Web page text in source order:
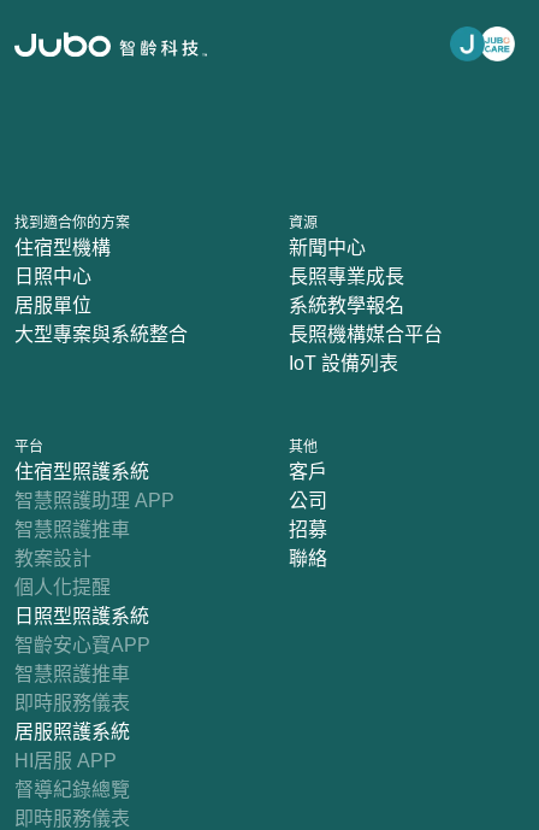
找到適合你的方案
住宿型機構
日照中心
居服單位
大型專案與系統整合
平台
住宿型照護系統
智慧照護助理 APP
智慧照護推車
教案設計
個人化提醒
日照型照護系統
智齡安心寶APP
智慧照護推車
即時服務儀表
居服照護系統
HI居服 APP
督導紀錄總覽
即時服務儀表
資源
新聞中心
長照專業成長
系統教學報名
長照機構媒合平台
IoT 設備列表
其他
客戶
公司
招募
聯絡